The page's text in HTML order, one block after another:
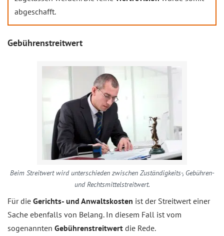
abgeschafft.
Gebührenstreitwert
Beim Streitwert wird unterschieden zwischen Zuständigkeits-, Gebühren-
und Rechtsmittelstreitwert.
Für die Gerichts- und Anwaltskosten ist der Streitwert einer
Sache ebenfalls von Belang. In diesem Fall ist vom
sogenannten Gebührenstreitwert die Rede.